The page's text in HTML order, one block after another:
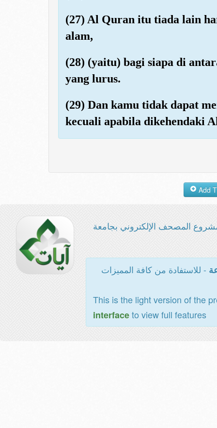
(27) Al Quran itu tiada lain
alam,
(28) (yaitu) bagi siapa di
yang lurus.
(29) Dan kamu tidak dapat
kecuali apabila dikehendaki
المصحف الإلكتروني بجامعة
- للاستفادة من كافة المميزات
This is the light version of the
interfaceto view full features